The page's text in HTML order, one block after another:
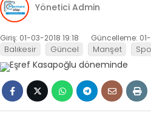
Yönetici Admin
Giriş: 01-03-2018 19:18 Güncelleme:
Balıkesir Güncel Manşet